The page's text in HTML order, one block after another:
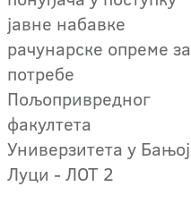
јавне набавке
рачунарске опреме за
потребе
Пољопривредног
факултета
Универзитета у Бањој
Луци - ЛОТ 2